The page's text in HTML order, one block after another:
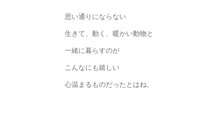
思い通りにならない
生きて、動く、暖かい動物と
一緒に暮らすのが
こんなにも嬉しい
心温まるものだったとはね。